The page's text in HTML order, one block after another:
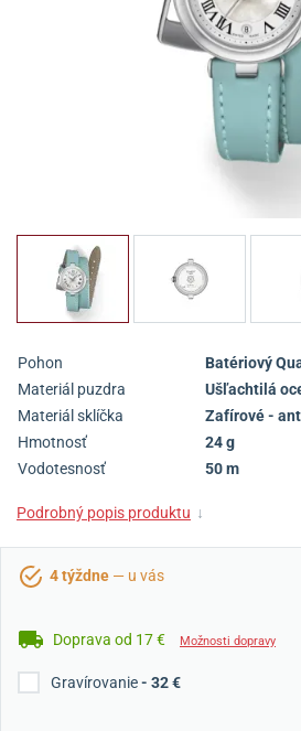
Pohon
Batériový
Materiál puzdra
Ušľachtilá
Materiál sklíčka
Zafírové -
Hmotnosť
24 g
Vodotesnosť
50 m
Podrobný popis produktu ↓
4 týždne — u vás
Doprava od 17 € Možnosti dopravy
Gravírovanie- 32 €